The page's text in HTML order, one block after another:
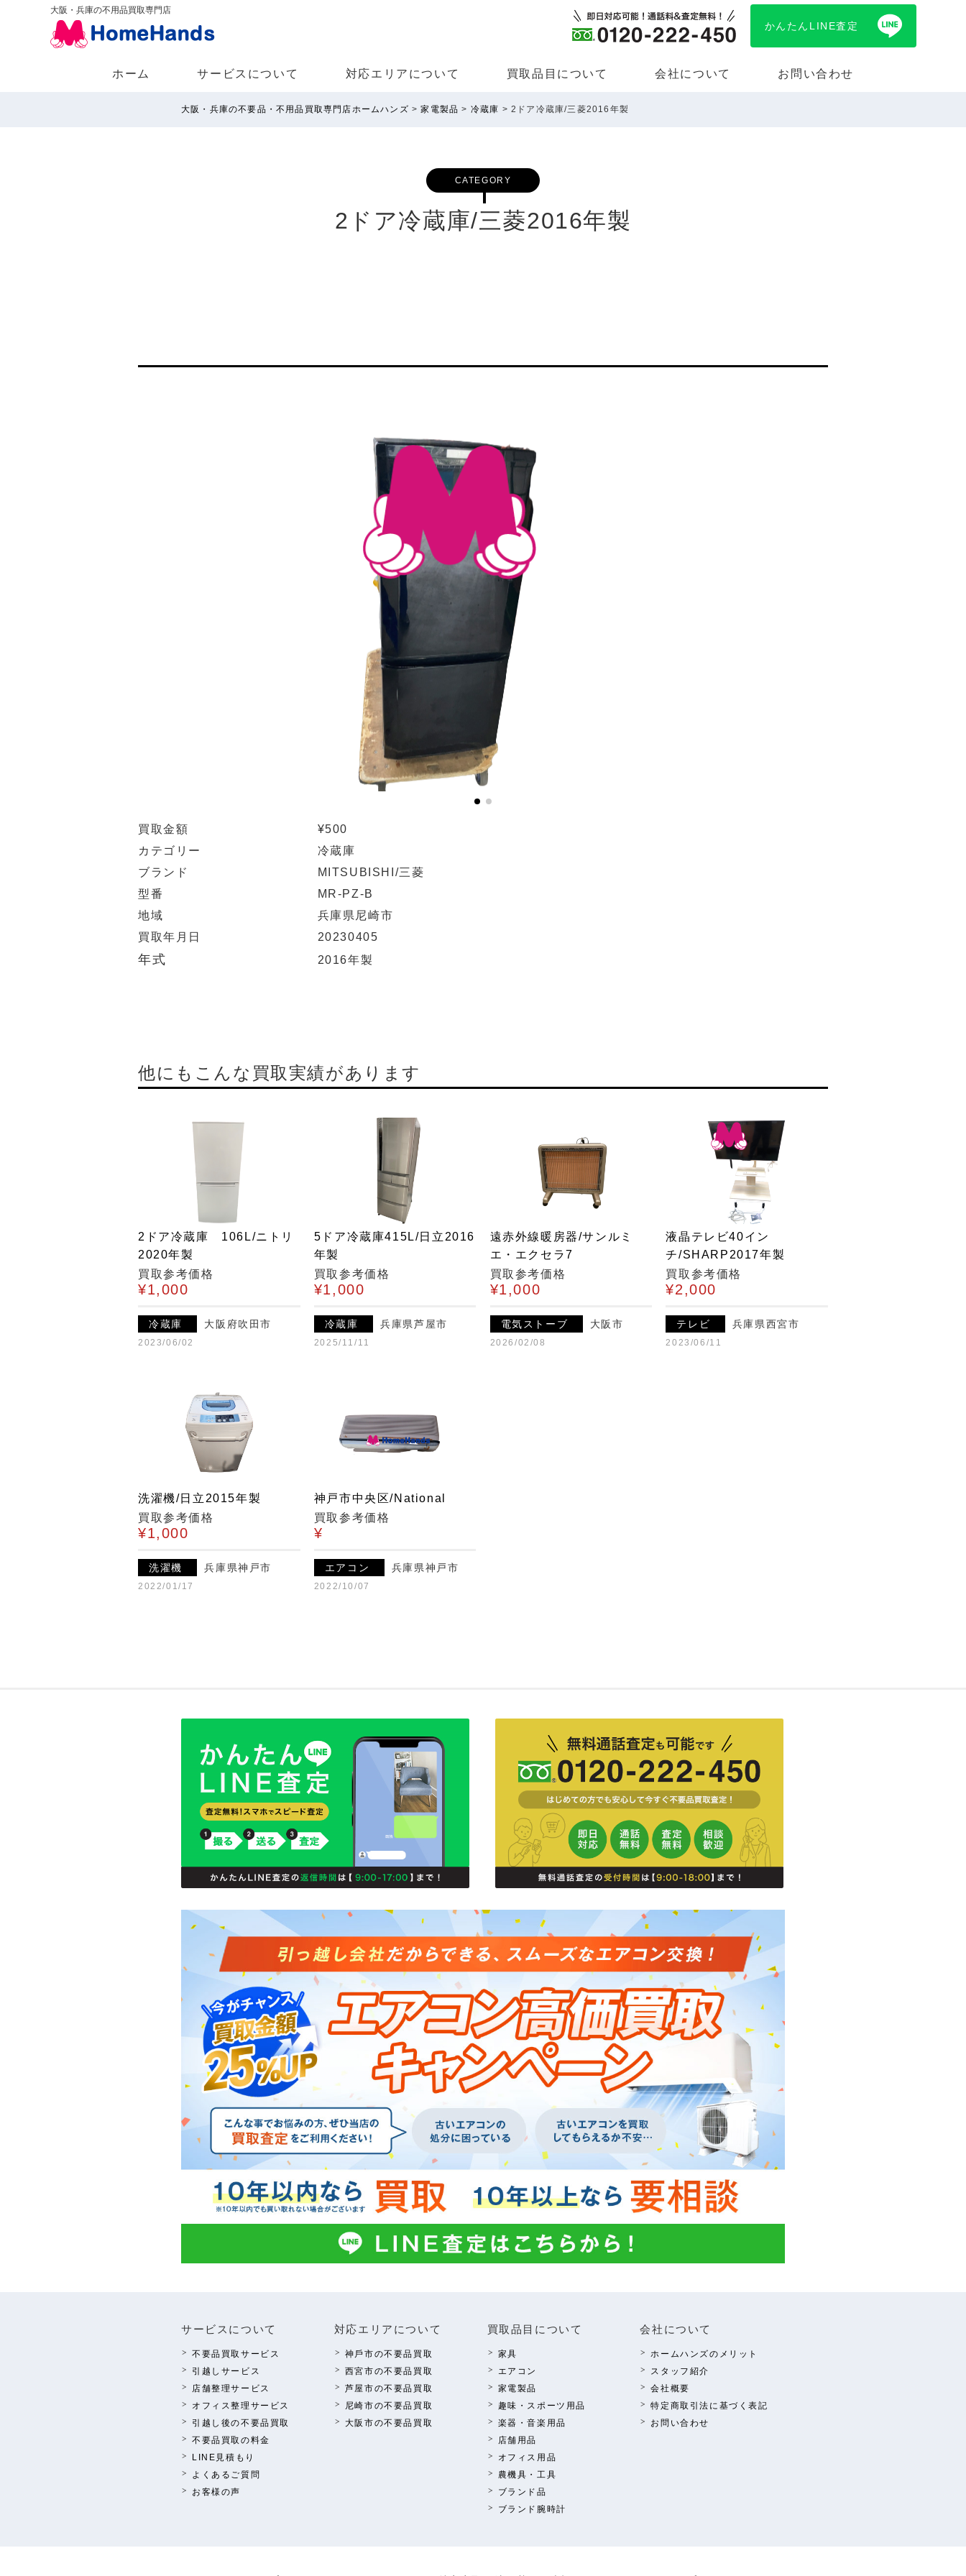
大阪・兵庫の不用品買取専門店
かんたんLINE査定
ホーム サービスについて 対応エリアについて 買取品⽬について 会社について お問い合わせ
大阪・兵庫の不要品・不用品買取専門店ホームハンズ >家電製品 > 冷蔵庫 >2ドア冷蔵庫/三菱2016年製
CATEGORY
2ドア冷蔵庫/三菱2016年製
買取金額
¥500
カテゴリー
冷蔵庫
ブランド
MITSUBISHI/三菱
型番
MR-PZ-B
地域
兵庫県尼崎市
買取年月日
20230405
年式 2016年製
他にもこんな買取実績があります
2ドア冷蔵庫 106L/ニトリ
2020年製
買取参考価格
¥1,000
冷蔵庫 大阪府吹田市
2023/06/02
5ドア冷蔵庫415L/日立2016
年製
買取参考価格
¥1,000
冷蔵庫 兵庫県芦屋市
2025/11/11
遠赤外線暖房器/サンルミ
エ・エクセラ7
買取参考価格
¥1,000
電気ストーブ 大阪市
2026/02/08
液晶テレビ40イン
チ/SHARP2017年製
買取参考価格
¥2,000
テレビ 兵庫県西宮市
2023/06/11
洗濯機/日立2015年製
買取参考価格
¥1,000
洗濯機 兵庫県神戸市
2022/01/17
神戸市中央区/National
買取参考価格
¥
エアコン 兵庫県神戸市
2022/10/07
サービスについて
不要品買取サービス
引越しサービス
店舗整理サービス
オフィス整理サービス
引越し後の不要品買取
不要品買取の料⾦
LINE⾒積もり
よくあるご質問
お客様の声
対応エリアについて
神⼾市の不要品買取
西宮市の不要品買取
芦屋市の不要品買取
尼崎市の不要品買取
⼤阪市の不要品買取
買取品⽬について
家具
エアコン
家電製品
趣味・スポーツ⽤品
楽器・⾳楽⽤品
店舗⽤品
オフィス⽤品
農機具・⼯具
ブランド品
ブランド腕時計
会社について
ホームハンズのメリット
スタッフ紹介
会社概要
特定商取引法に基づく表記
お問い合わせ